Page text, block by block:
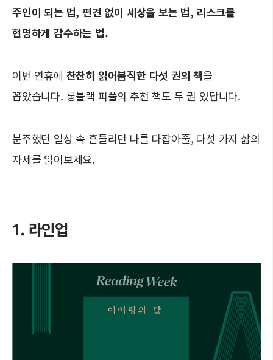
주인이 되는 법, 편견 없이 세상을 보는 법, 리스크를
현명하게 감수하는 법.
이번 연휴에 찬찬히 읽어봄직한 다섯 권의 책을
꼽았습니다. 롱블랙 피플의 추천 책도 두 권 있답니다.
분주했던 일상 속 흔들리던 나를 다잡아줄, 다섯 가지 삶의
자세를 읽어보세요.
1. 라인업